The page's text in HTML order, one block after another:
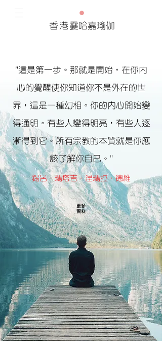
香港霎哈嘉瑜伽
"這是第一步。那就是開始，在你內
心的覺醒使你知道你不是外在的世
界，這是一種幻相。你的內心開始變
得通明。有些人變得明亮，有些人逐
漸得到它。所有宗教的本質就是你應
該了解你自己。"
錫呂．瑪塔吉．涅瑪拉．德維
更多
資料